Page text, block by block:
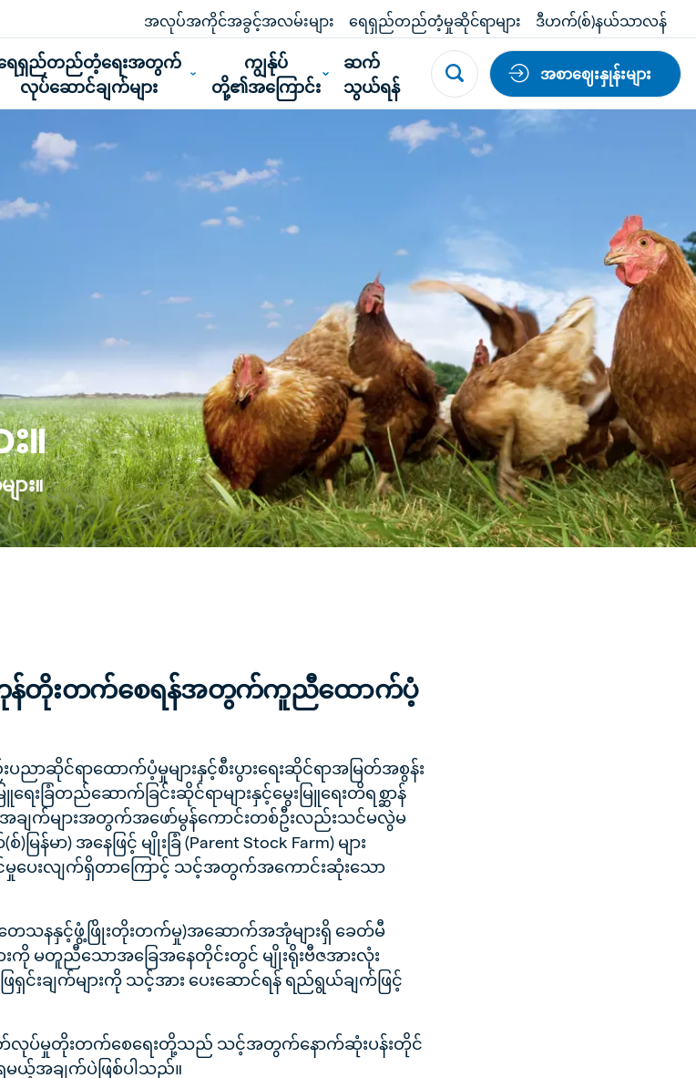
အလုပ်အကိုင်အခွင့်အလမ်းများ ရေရှည်တည်တံ့မှုဆိုင်ရာများ ဒီဟက်(စ်)နယ်သာလန်
ေရှည်တည်တံ့ရေးအတွက်
လုပ်ဆောင်ချက်များ
ကျွန်ုပ်
တို့၏အကြောင်း
ဆက်
သွယ်ရန်
အစာဈေးနှုန်းများ
။
ား။
တ်ကုန်တိုးတက်စေရန်အတွက်ကူညီထောက်ပံ့
ာဆိုင်ရာထောက်ပံ့မှုများနှင့်စီးပွားရေးဆိုင်ရာအမြတ်အစွန်း
ေးခြံတည်ဆောက်ခြင်းဆိုင်ရာများနှင့်မွေးမြူရေးတိရစ္ဆာန်
ချက်များအတွက်အဖော်မွန်ကောင်းတစ်ဦးလည်းသင်မလွဲမ
ာ) အနေဖြင့် မျိုးခြံ (Parent Stock Farm) များ
ာင်မှုပေးလျက်ရှိတာကြောင့် သင့်အတွက်အကောင်းဆုံးသော
သနနှင့်ဖွံ့ဖြိုးတိုးတက်မှု)အဆောက်အအုံများရှိ ခေတ်မီ
မတူညီသောအခြေအနေတိုင်းတွင် မျိုးရိုးဗီဇအားလုံး
င်းချက်များကို သင့်အား ပေးဆောင်ရန် ရည်ရွယ်ချက်ဖြင့်
နှင့်ထုတ်လုပ်မှုတိုးတက်စေရေးတို့သည် သင့်အတွက်နောက်ဆုံးပန်းတိုင်
ယ့်အချက်ပဲဖြစ်ပါသည်။